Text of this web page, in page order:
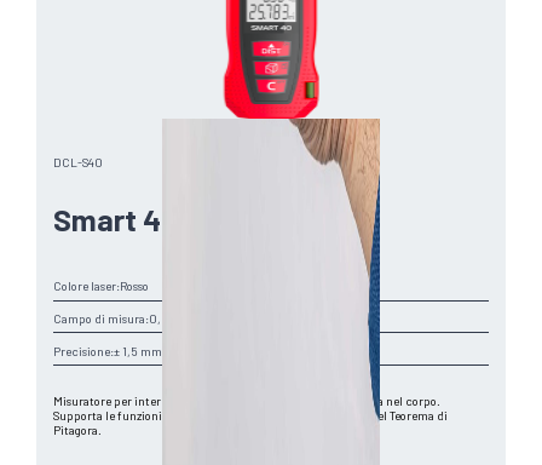
DCL-S40
Smart 40
Colore laser:Rosso
Campo di misura:0,05-40 m
Precisione:± 1,5 mm
Misuratore per interni con struttura antiurto e bolla integrata nel corpo.
Supporta le funzioni di calcolo area/volume e applicazione del Teorema di
Pitagora.